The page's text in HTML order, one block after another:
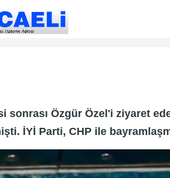
sonrası Özgür Özel'i ziyaret
İYİ Parti, CHP ile